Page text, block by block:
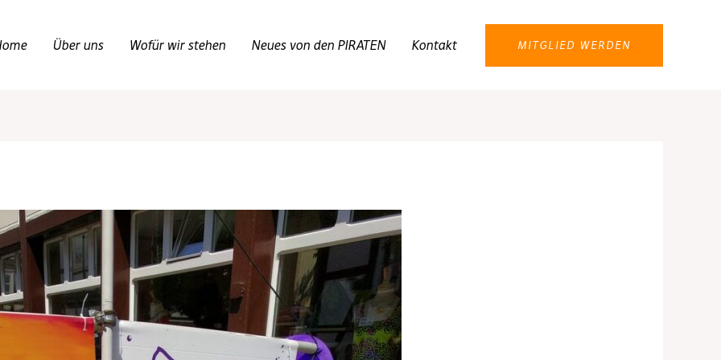
Über uns Wofür wir stehen Neues von den PIRATEN Kontakt MITGLIED WERDEN